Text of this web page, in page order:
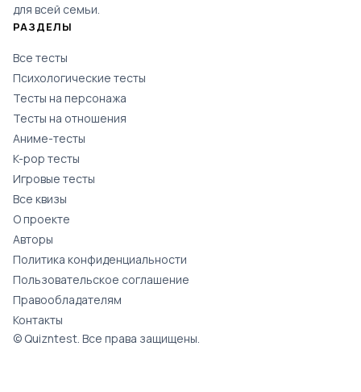
для всей семьи.
РАЗДЕЛЫ
Все тесты
Психологические тесты
Тесты на персонажа
Тесты на отношения
Аниме-тесты
K-pop тесты
Игровые тесты
Все квизы
О проекте
Авторы
Политика конфиденциальности
Пользовательское соглашение
Правообладателям
Контакты
© Quizntest. Все права защищены.